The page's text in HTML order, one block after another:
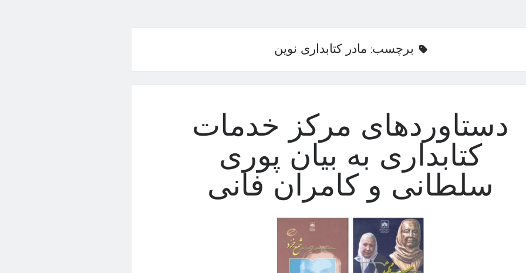
برچسب: مادر کتابداری نوین
دستاوردهای مرکز خدمات
کتابداری به بیان پوری
سلطانی و کامران فانی